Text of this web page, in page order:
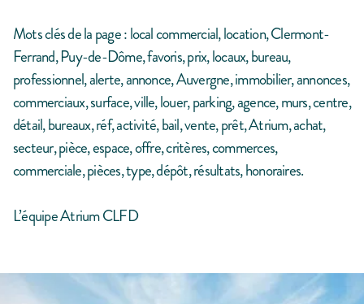
Mots clés de la page : local commercial, location, Clermont-
Ferrand, Puy-de-Dôme, favoris, prix, locaux, bureau,
professionnel, alerte, annonce, Auvergne, immobilier, annonces,
commerciaux, surface, ville, louer, parking, agence, murs, centre,
détail, bureaux, réf, activité, bail, vente, prêt, Atrium, achat,
secteur, pièce, espace, offre, critères, commerces,
commerciale, pièces, type, dépôt, résultats, honoraires.
L’équipe Atrium CLFD